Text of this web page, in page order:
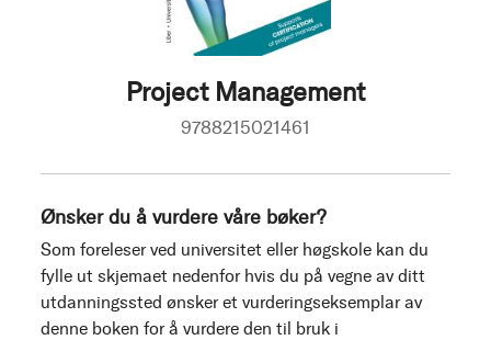
Project Management
9788215021461
Ønsker du å vurdere våre bøker?
Som foreleser ved universitet eller høgskole kan du
fylle ut skjemaet nedenfor hvis du på vegne av ditt
utdanningssted ønsker et vurderingseksemplar av
denne boken for å vurdere den til bruk i